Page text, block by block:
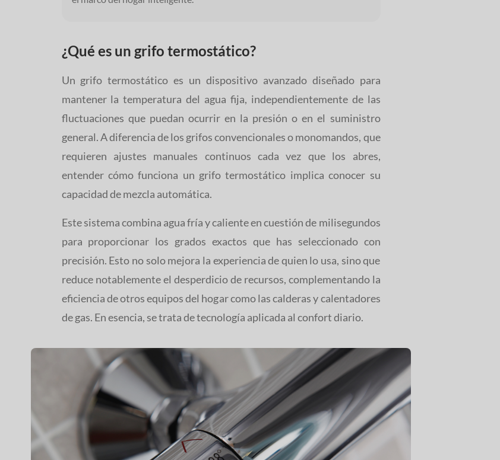
¿Qué es un grifo termostático?
Un grifo termostático es un dispositivo avanzado diseñado para
mantener la temperatura del agua fija, independientemente de las
fluctuaciones que puedan ocurrir en la presión o en el suministro
general. A diferencia de los grifos convencionales o monomandos, que
requieren ajustes manuales continuos cada vez que los abres,
entender cómo funciona un grifo termostático implica conocer su
capacidad de mezcla automática.
Este sistema combina agua fría y caliente en cuestión de milisegundos
para proporcionar los grados exactos que has seleccionado con
precisión. Esto no solo mejora la experiencia de quien lo usa, sino que
reduce notablemente el desperdicio de recursos, complementando la
eficiencia de otros equipos del hogar como las calderas y calentadores
de gas. En esencia, se trata de tecnología aplicada al confort diario.